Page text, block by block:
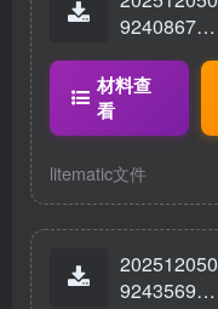
92408673-
舰-推进器
材料查
看
litematic文件
202512050
92435693-